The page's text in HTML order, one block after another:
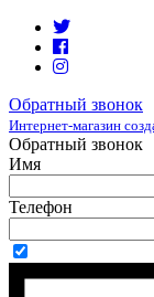
Обратный звонок
Интернет-магазин
Обратный звонок
Имя
Телефон